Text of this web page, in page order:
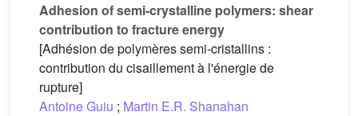
Adhesion of semi-crystalline polymers: shear
contribution to fracture energy
[Adhésion de polymères semi-cristallins :
contribution du cisaillement à l'énergie de
rupture]
Antoine Guiu ; Martin E.R. Shanahan